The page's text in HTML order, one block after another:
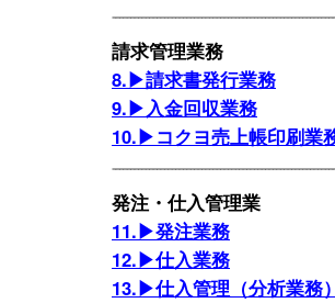
請求管理業務
8.▶請求書発行業務
9.▶入金回収業務
10.▶コクヨ売上帳印刷業
発注・仕入管理業
11.▶発注業務
12.▶仕入業務
13.▶仕入管理（分析業務）